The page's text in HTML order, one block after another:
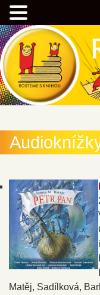
Přejít
k
hlavnímu
obsahu
webu
Kampaň na podporu
Matěj, Sadílková,